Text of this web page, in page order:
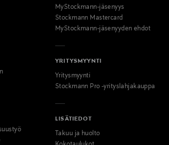
MyStockmann-jäsenyys
Stockmann Mastercard
MyStockmann-jäsenyyden ehdot
YRITYSMYYNTI
Yritysmyynti
Stockmann Pro -yrityslahjakauppa
LISÄTIEDOT
Takuu ja huolto